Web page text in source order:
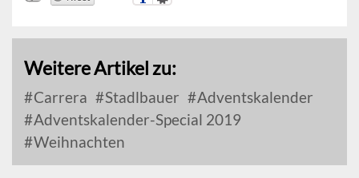
Weitere Artikel zu:
Carrera Stadlbauer
Adventskalender
Adventskalender-Special 2019
Weihnachten